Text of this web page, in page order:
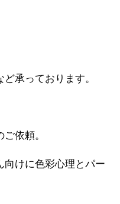
承っております。
依頼。
向けに色彩心理とパー